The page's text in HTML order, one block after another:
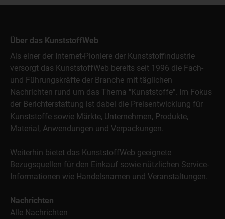
Über das KunststoffWeb
Als einer der Internet-Pioniere der Kunststoffindustrie
versorgt das KunststoffWeb bereits seit 1996 die Fach-
und Führungskräfte der Branche mit täglichen
Nachrichten rund um das Thema "Kunststoffe". Im Fokus
der Berichterstattung ist dabei die Preisentwicklung für
Kunststoffe sowie Märkte, Unternehmen, Produkte,
Material, Anwendungen und Verpackungen.
Weiterhin bietet das KunststoffWeb geeignete
Bezugsquellen für den Einkauf sowie nützlichen Service-
Informationen wie Handelsnamen und Veranstaltungen.
Nachrichten
Alle Nachrichten